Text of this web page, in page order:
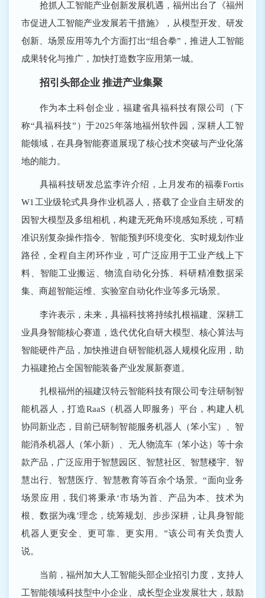
抢抓人工智能产业创新发展机遇，福州出台了《福州
市促进人工智能产业发展若干措施》，从模型开发、研发
创新、场景应用等九个方面打出“组合拳”，推进人工智能
成果转化与推广，加快打造数字应用第一城。
招引头部企业 推进产业集聚
作为本土科创企业，福建省具福科技有限公司（下
称“具福科技”）于2025年落地福州软件园，深耕人工智
能领域，在具身智能赛道展现了核心技术突破与产业化落
地的能力。
具福科技研发总监李许介绍，上月发布的福泰Fortis
W1工业级轮式具身作业机器人，搭载了企业自主研发的
因智大模型及多组相机，构建无死角环境感知系统，可精
准识别复杂操作指令、智能预判环境变化、实时规划作业
路径，全程自主闭环作业，可广泛应用于工业产线上下
料、智能工业搬运、物流自动化分拣、科研精准数据采
集、商超智能运维、实验室自动化作业等多元场景。
李许表示，未来，具福科技将持续扎根福建、深耕工
业具身智能核心赛道，迭代优化自研大模型、核心算法与
智能硬件产品，加快推进自研智能机器人规模化应用，助
力福建抢占全国智能装备产业发展新赛道。
扎根福州的福建汉特云智能科技有限公司专注研制智
能机器人，打造RaaS（机器人即服务）平台，构建人机
协同新业态，目前已研制智能服务机器人（笨小宝）、智
能消杀机器人（笨小新）、无人物流车（笨小达）等十余
款产品，广泛应用于智慧园区、智慧社区、智慧楼宇、智
慧出行、智慧医疗、智慧教育等百余个场景。“面向业务
场景应用，我们将秉承‘市场为首、产品为本、技术为
根、数据为魂’理念，统筹规划、步步深耕，让具身智能
机器人更安全、更可靠、更实用。”该公司有关负责人
说。
当前，福州加大人工智能头部企业招引力度，支持人
工智能领域科技型中小企业、成长型企业发展壮大，鼓励